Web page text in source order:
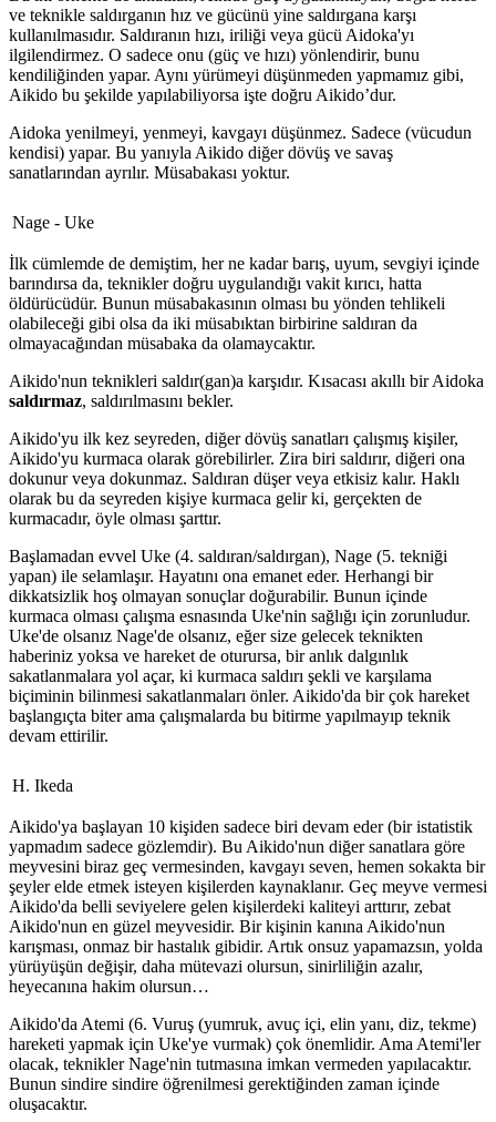
ve teknikle saldırganın hız ve gücünü yine saldırgana karşı
kullanılmasıdır. Saldıranın hızı, iriliği veya gücü Aidoka'yı
ilgilendirmez. O sadece onu (güç ve hızı) yönlendirir, bunu
kendiliğinden yapar. Aynı yürümeyi düşünmeden yapmamız gibi,
Aikido bu şekilde yapılabiliyorsa işte doğru Aikido’dur.
Aidoka yenilmeyi, yenmeyi, kavgayı düşünmez. Sadece (vücudun
kendisi) yapar. Bu yanıyla Aikido diğer dövüş ve savaş
sanatlarından ayrılır. Müsabakası yoktur.
Nage - Uke
İlk cümlemde de demiştim, her ne kadar barış, uyum, sevgiyi içinde
barındırsa da, teknikler doğru uygulandığı vakit kırıcı, hatta
öldürücüdür. Bunun müsabakasının olması bu yönden tehlikeli
olabileceği gibi olsa da iki müsabıktan birbirine saldıran da
olmayacağından müsabaka da olamaycaktır.
Aikido'nun teknikleri saldır(gan)a karşıdır. Kısacası akıllı bir Aidoka
saldırmaz, saldırılmasını bekler.
Aikido'yu ilk kez seyreden, diğer dövüş sanatları çalışmış kişiler,
Aikido'yu kurmaca olarak görebilirler. Zira biri saldırır, diğeri ona
dokunur veya dokunmaz. Saldıran düşer veya etkisiz kalır. Haklı
olarak bu da seyreden kişiye kurmaca gelir ki, gerçekten de
kurmacadır, öyle olması şarttır.
Başlamadan evvel Uke (4. saldıran/saldırgan), Nage (5. tekniği
yapan) ile selamlaşır. Hayatını ona emanet eder. Herhangi bir
dikkatsizlik hoş olmayan sonuçlar doğurabilir. Bunun içinde
kurmaca olması çalışma esnasında Uke'nin sağlığı için zorunludur.
Uke'de olsanız Nage'de olsanız, eğer size gelecek teknikten
haberiniz yoksa ve hareket de oturursa, bir anlık dalgınlık
sakatlanmalara yol açar, ki kurmaca saldırı şekli ve karşılama
biçiminin bilinmesi sakatlanmaları önler. Aikido'da bir çok hareket
başlangıçta biter ama çalışmalarda bu bitirme yapılmayıp teknik
devam ettirilir.
H. Ikeda
Aikido'ya başlayan 10 kişiden sadece biri devam eder (bir istatistik
yapmadım sadece gözlemdir). Bu Aikido'nun diğer sanatlara göre
meyvesini biraz geç vermesinden, kavgayı seven, hemen sokakta bir
şeyler elde etmek isteyen kişilerden kaynaklanır. Geç meyve vermesi
Aikido'da belli seviyelere gelen kişilerdeki kaliteyi arttırır, zebat
Aikido'nun en güzel meyvesidir. Bir kişinin kanına Aikido'nun
karışması, onmaz bir hastalık gibidir. Artık onsuz yapamazsın, yolda
yürüyüşün değişir, daha mütevazi olursun, sinirliliğin azalır,
heyecanına hakim olursun…
Aikido'da Atemi (6. Vuruş (yumruk, avuç içi, elin yanı, diz, tekme)
hareketi yapmak için Uke'ye vurmak) çok önemlidir. Ama Atemi'ler
olacak, teknikler Nage'nin tutmasına imkan vermeden yapılacaktır.
Bunun sindire sindire öğrenilmesi gerektiğinden zaman içinde
oluşacaktır.